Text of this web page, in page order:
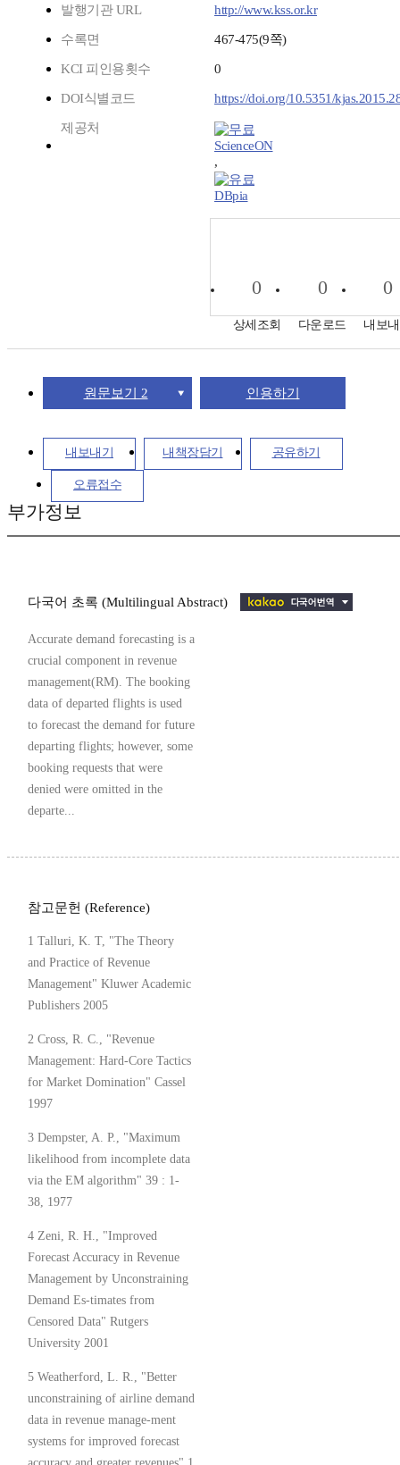
발행기관 URL http://www.kss.or.kr
수록면 467-475(9쪽)
KCI 피인용횟수 0
DOI식별코드 https://doi.org/10.5351/
제공처
ScienceON
,
DBpia
0
상세조회
0
다운로드
0
내보
원문보기 2 인용하기
내보내기 내책장담기 공유하기
오류접수
부가정보
다국어 초록 (Multilingual Abstract)
Accurate demand forecasting is a
crucial component in revenue
management(RM). The booking
data of departed flights is used
to forecast the demand for future
departing flights; however, some
booking requests that were
denied were omitted in the
departe...
참고문헌 (Reference)
1 Talluri, K. T, "The Theory
and Practice of Revenue
Management" Kluwer Academic
Publishers 2005
2 Cross, R. C., "Revenue
Management: Hard-Core Tactics
for Market Domination" Cassel
1997
3 Dempster, A. P., "Maximum
likelihood from incomplete data
via the EM algorithm" 39 : 1-
38, 1977
4 Zeni, R. H., "Improved
Forecast Accuracy in Revenue
Management by Unconstraining
Demand Es-timates from
Censored Data" Rutgers
University 2001
5 Weatherford, L. R., "Better
unconstraining of airline demand
data in revenue manage-ment
systems for improved forecast